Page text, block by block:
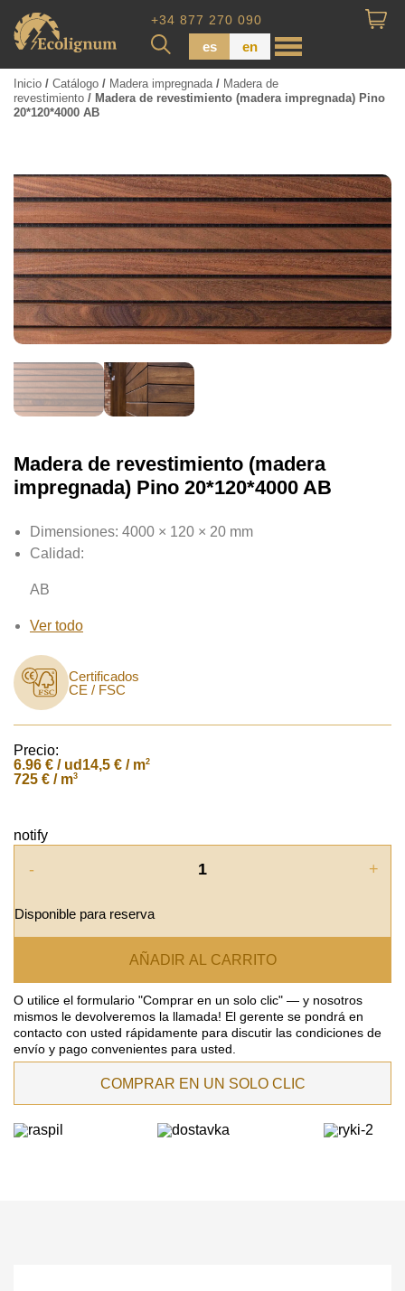
+34 877 270 090
es en
Madera impregnada
Tabla de piso
Tableros de Madera
Tablo calibrada
Inicio / Catálogo / Madera impregnada/ Madera de
revestimiento / Madera de revestimiento (madera impregnada) Pino
20*120*4000 AB
Madera de revestimiento (madera
impregnada) Pino 20*120*4000 AB
Dimensiones: 4000 × 120 × 20 mm
Calidad:
AB
Ver todo
Certificados
CE / FSC
Precio:
6.96 € / ud 14,5 € / m2
725 € / m3
notify
- +
Disponible para reserva
AÑADIR AL CARRITO
O utilice el formulario "Comprar en un solo clic" — y nosotros
mismos le devolveremos la llamada! El gerente se pondrá en
contacto con usted rápidamente para discutir las condiciones de
envío y pago convenientes para usted.
COMPRAR EN UN SOLO CLIC